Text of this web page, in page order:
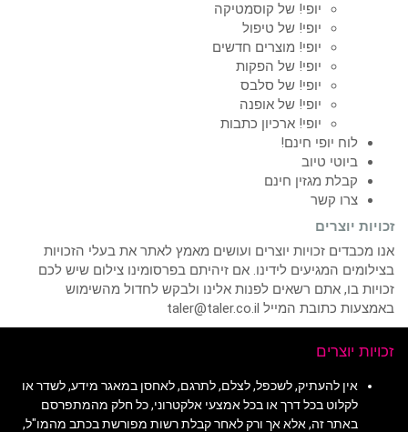
יופי! של קוסמטיקה
יופי! של טיפול
יופי! מוצרים חדשים
יופי! של הפקות
יופי! של סלבס
יופי! של אופנה
יופי! ארכיון כתבות
לוח יופי חינם!
ביוטי טיוב
קבלת מגזין חינם
צרו קשר
זכויות יוצרים
אנו מכבדים זכויות יוצרים ועושים מאמץ לאתר את בעלי הזכויות
בצילומים המגיעים לידינו. אם זיהיתם בפרסומינו צילום שיש לכם
זכויות בו, אתם רשאים לפנות אלינו ולבקש לחדול מהשימוש
באמצעות כתובת המייל taler@taler.co.il
זכויות יוצרים
אין להעתיק, לשכפל, לצלם, לתרגם, לאחסן במאגר מידע, לשדר או
לקלוט בכל דרך או בכל אמצעי אלקטרוני, כל חלק מהמתפרסם
באתר זה, אלא אך ורק לאחר קבלת רשות מפורשת בכתב מהמו"ל,